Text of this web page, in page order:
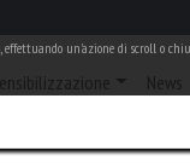
News
un'azione di scroll o